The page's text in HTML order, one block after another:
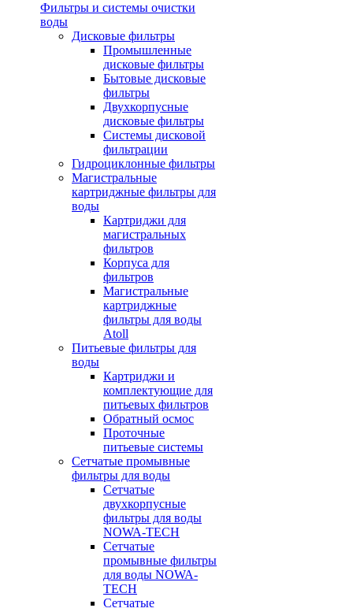
Фильтры и системы очистки
воды
Дисковые фильтры
Промышленные
дисковые фильтры
Бытовые дисковые
фильтры
Двухкорпусные
дисковые фильтры
Системы дисковой
фильтрации
Гидроциклонные фильтры
Магистральные
картриджные фильтры для
воды
Картриджи для
магистральных
фильтров
Корпуса для
фильтров
Магистральные
картриджные
фильтры для воды
Atoll
Питьевые фильтры для
воды
Картриджи и
комплектующие для
питьевых фильтров
Обратный осмос
Проточные
питьевые системы
Сетчатые промывные
фильтры для воды
Сетчатые
двухкорпусные
фильтры для воды
NOWA-TECH
Сетчатые
промывные фильтры
для воды NOWA-
TECH
Сетчатые